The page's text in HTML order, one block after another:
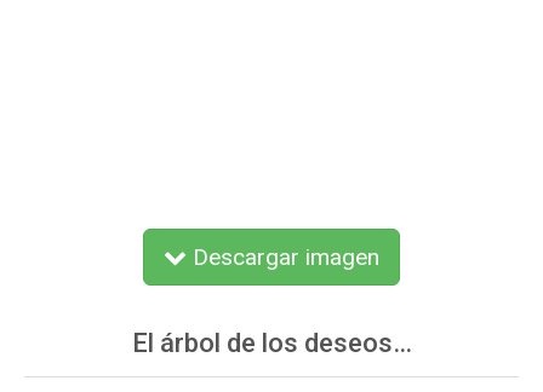
Descargar imagen
El árbol de los deseos…